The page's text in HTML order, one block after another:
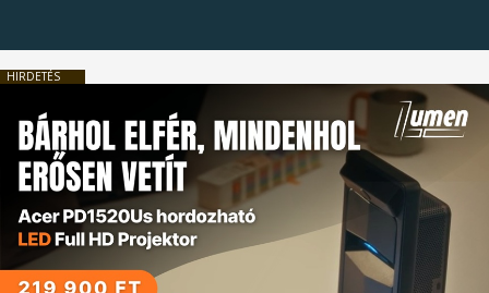
HIRDETÉS